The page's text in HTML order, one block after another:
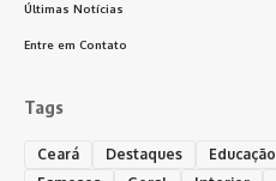
Últimas Notícias
Entre em Contato
Tags
Ceará Destaques Educação